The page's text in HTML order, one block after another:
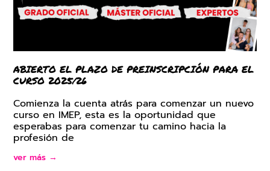
ABIERTO EL PLAZO DE PREINSCRIPCIÓN PARA EL
CURSO 2025/26
Comienza la cuenta atrás para comenzar un nuevo
curso en IMEP, esta es la oportunidad que
esperabas para comenzar tu camino hacia la
profesión de
ver más →